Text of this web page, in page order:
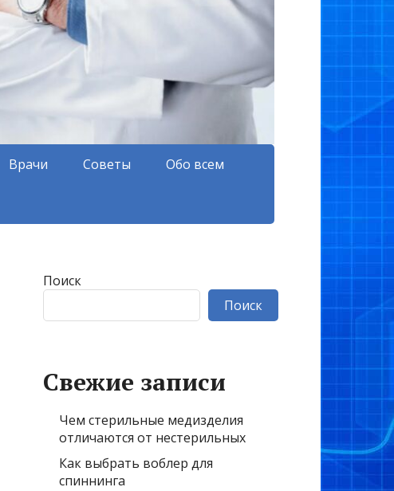
Врачи Советы Обо всем
Поиск
Поиск
Свежие записи
Чем стерильные медизделия
отличаются от нестерильных
Как выбрать воблер для
спиннинга